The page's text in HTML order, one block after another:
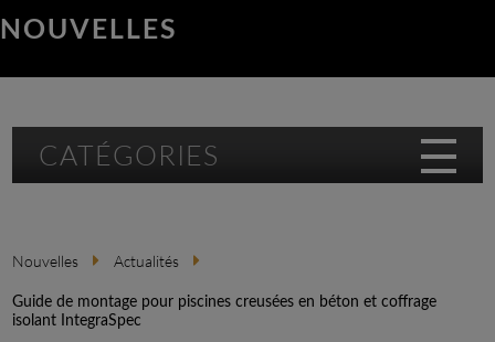
NOUVELLES
CATÉGORIES
Nouvelles Actualités
Guide de montage pour piscines creusées en béton et coffrage
isolant IntegraSpec